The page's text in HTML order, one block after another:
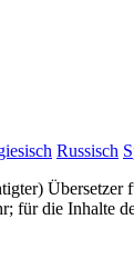
Russisch
Übersetzer
für die Inhalte